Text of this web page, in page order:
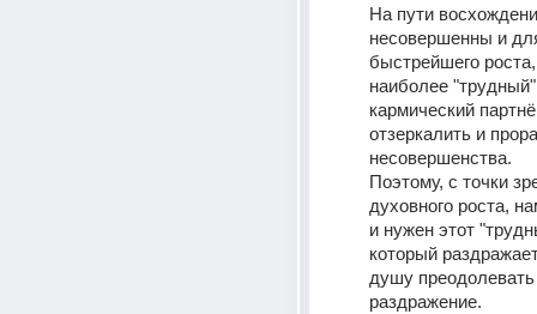
На пути
несовершенны и
быстрейшего
наиболее
кармический
отзеркалить и
несовершенства.
Поэтому, с точки
духовного роста,
и нужен этот
который
душу преодолевать
раздражение.